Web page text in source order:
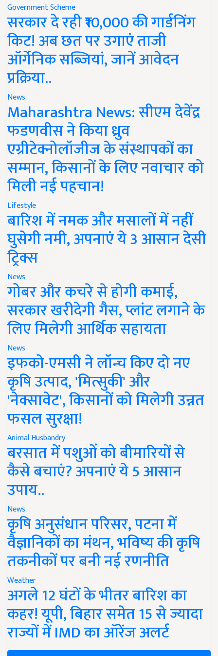
Government Scheme
सरकार दे रही ₹10,000 की गार्डनिंग
किट! अब छत पर उगाएं ताजी
ऑर्गेनिक सब्जियां, जानें आवेदन
प्रक्रिया..
News
Maharashtra News: सीएम देवेंद्र
फडणवीस ने किया ध्रुव
एग्रीटेक्नोलॉजीज के संस्थापकों का
सम्मान, किसानों के लिए नवाचार को
मिली नई पहचान!
Lifestyle
बारिश में नमक और मसालों में नहीं
घुसेगी नमी, अपनाएं ये 3 आसान देसी
ट्रिक्स
News
गोबर और कचरे से होगी कमाई,
सरकार खरीदेगी गैस, प्लांट लगाने के
लिए मिलेगी आर्थिक सहायता
News
इफको-एमसी ने लॉन्च किए दो नए
कृषि उत्पाद, 'मित्सुकी' और
'नेक्सावेट', किसानों को मिलेगी उन्नत
फसल सुरक्षा!
Animal Husbandry
बरसात में पशुओं को बीमारियों से
कैसे बचाएं? अपनाएं ये 5 आसान
उपाय..
News
कृषि अनुसंधान परिसर, पटना में
वैज्ञानिकों का मंथन, भविष्य की कृषि
तकनीकों पर बनी नई रणनीति
Weather
अगले 12 घंटों के भीतर बारिश का
कहर! यूपी, बिहार समेत 15 से ज्यादा
राज्यों में IMD का ऑरेंज अलर्ट